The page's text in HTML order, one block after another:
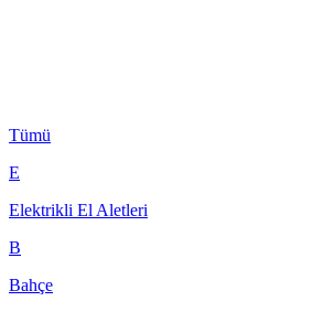
Tümü
E
Elektrikli El Aletleri
B
Bahçe